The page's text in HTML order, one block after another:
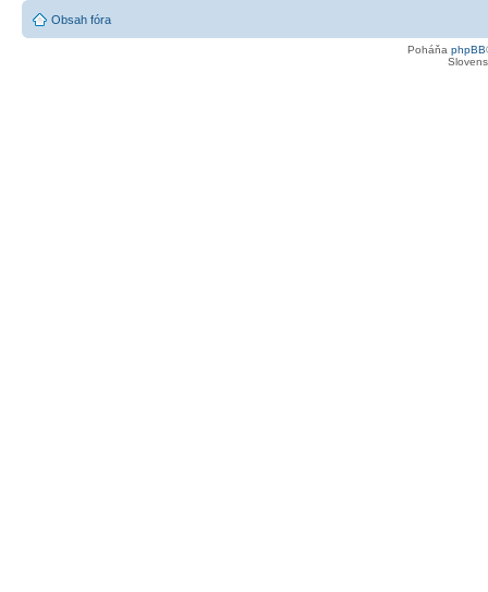
Obsah fóra
Poháňa phpBB